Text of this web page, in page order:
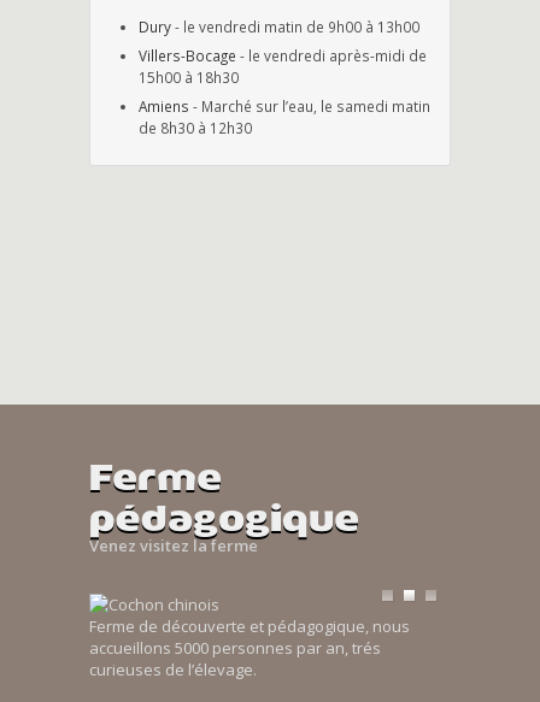
Dury- le vendredi matin de 9h00 à 13h00
Villers-Bocage - le vendredi après-midi de
15h00 à 18h30
Amiens - Marché sur l’eau, le samedi matin
de 8h30 à 12h30
Ferme
pédagogique
Venez visitez la ferme
Ferme de découverte et pédagogique, nous
accueillons 5000 personnes par an, trés
curieuses de l’élevage.